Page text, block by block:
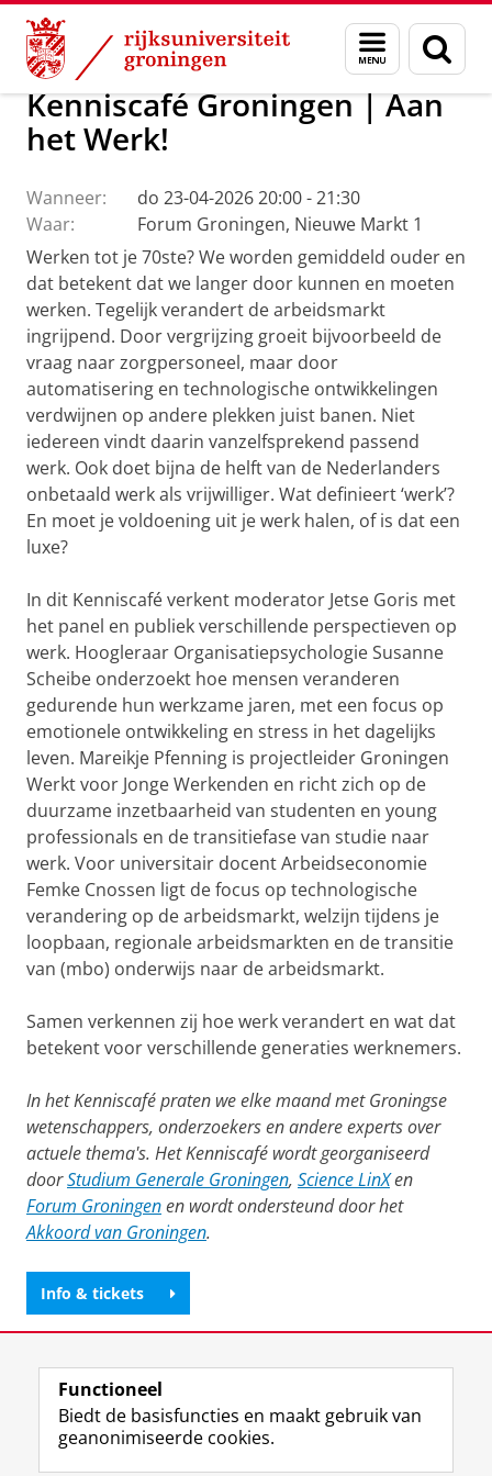
Skip
Content
Skip
Navigation
Menu
en
zoeken
Over ons Actueel Evenementen
Kenniscafé Groningen | Aan
het Werk!
Wanneer:
do 23-04-2026 20:00 - 21:30
Waar:
Forum Groningen, Nieuwe Markt 1
Werken tot je 70ste? We worden gemiddeld ouder en
dat betekent dat we langer door kunnen en moeten
werken. Tegelijk verandert de arbeidsmarkt
ingrijpend. Door vergrijzing groeit bijvoorbeeld de
vraag naar zorgpersoneel, maar door
automatisering en technologische ontwikkelingen
verdwijnen op andere plekken juist banen. Niet
iedereen vindt daarin vanzelfsprekend passend
werk. Ook doet bijna de helft van de Nederlanders
onbetaald werk als vrijwilliger. Wat definieert ‘werk’?
En moet je voldoening uit je werk halen, of is dat een
luxe?
In dit Kenniscafé verkent moderator Jetse Goris met
het panel en publiek verschillende perspectieven op
werk. Hoogleraar Organisatiepsychologie Susanne
Scheibe onderzoekt hoe mensen veranderen
gedurende hun werkzame jaren, met een focus op
emotionele ontwikkeling en stress in het dagelijks
leven. Mareikje Pfenning is projectleider Groningen
Werkt voor Jonge Werkenden en richt zich op de
duurzame inzetbaarheid van studenten en young
professionals en de transitiefase van studie naar
werk. Voor universitair docent Arbeidseconomie
Femke Cnossen ligt de focus op technologische
verandering op de arbeidsmarkt, welzijn tijdens je
loopbaan, regionale arbeidsmarkten en de transitie
van (mbo) onderwijs naar de arbeidsmarkt.
Samen verkennen zij hoe werk verandert en wat dat
betekent voor verschillende generaties werknemers.
In het Kenniscafé praten we elke maand met Groningse
wetenschappers, onderzoekers en andere experts over
actuele thema's. Het Kenniscafé wordt georganiseerd
doorStudium Generale Groningen, Science LinXen
Forum Groningenen wordt ondersteund door het
Akkoord van Groningen.
Info & tickets
Functioneel
Biedt de basisfuncties en maakt gebruik van
geanonimiseerde cookies.